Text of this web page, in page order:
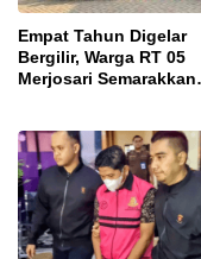
Empat Tahun Digelar
Bergilir, Warga RT 05
Merjosari Semarakkan